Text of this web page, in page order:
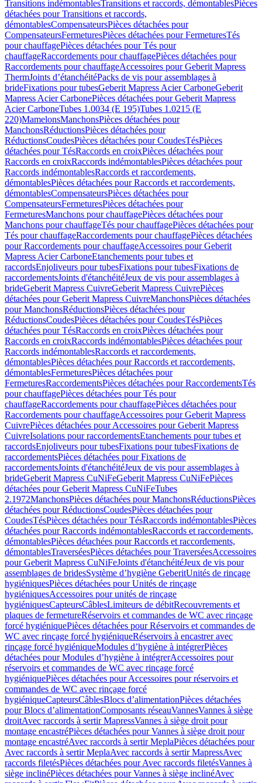
Transitions indémontablesTransitions et raccords, démontablesPièces
détachées pour Transitions et raccords,
démontablesCompensateursPièces détachées pour
CompensateursFermeturesPièces détachées pour FermeturesTés
pour chauffagePièces détachées pour Tés pour
chauffageRaccordements pour chauffagePièces détachées pour
Raccordements pour chauffageAccessoires pour Geberit Mapress
ThermJoints d’étanchéitéPacks de vis pour assemblages à
brideFixations pour tubesGeberit Mapress Acier CarboneGeberit
Mapress Acier CarbonePièces détachées pour Geberit Mapress
Acier CarboneTubes 1.0034 (E 195)Tubes 1.0215 (E
220)MamelonsManchonsPièces détachées pour
ManchonsRéductionsPièces détachées pour
RéductionsCoudesPièces détachées pour CoudesTésPièces
détachées pour TésRaccords en croixPièces détachées pour
Raccords en croixRaccords indémontablesPièces détachées pour
Raccords indémontablesRaccords et raccordements,
démontablesPièces détachées pour Raccords et raccordements,
démontablesCompensateursPièces détachées pour
CompensateursFermeturesPièces détachées pour
FermeturesManchons pour chauffagePièces détachées pour
Manchons pour chauffageTés pour chauffagePièces détachées pour
Tés pour chauffageRaccordements pour chauffagePièces détachées
pour Raccordements pour chauffageAccessoires pour Geberit
Mapress Acier CarboneEtanchements pour tubes et
raccordsEnjoliveurs pour tubesFixations pour tubesFixations de
raccordementsJoints d'étanchéitéJeux de vis pour assemblages à
brideGeberit Mapress CuivreGeberit Mapress CuivrePièces
détachées pour Geberit Mapress CuivreManchonsPièces détachées
pour ManchonsRéductionsPièces détachées pour
RéductionsCoudesPièces détachées pour CoudesTésPièces
détachées pour TésRaccords en croixPièces détachées pour
Raccords en croixRaccords indémontablesPièces détachées pour
Raccords indémontablesRaccords et raccordements,
démontablesPièces détachées pour Raccords et raccordements,
démontablesFermeturesPièces détachées pour
FermeturesRaccordementsPièces détachées pour RaccordementsTés
pour chauffagePièces détachées pour Tés pour
chauffageRaccordements pour chauffagePièces détachées pour
Raccordements pour chauffageAccessoires pour Geberit Mapress
CuivrePièces détachées pour Accessoires pour Geberit Mapress
CuivreIsolations pour raccordementsEtanchements pour tubes et
raccordsEnjoliveurs pour tubesFixations pour tubesFixations de
raccordementsPièces détachées pour Fixations de
raccordementsJoints d'étanchéitéJeux de vis pour assemblages à
brideGeberit Mapress CuNiFeGeberit Mapress CuNiFePièces
détachées pour Geberit Mapress CuNiFeTubes
2.1972ManchonsPièces détachées pour ManchonsRéductionsPièces
détachées pour RéductionsCoudesPièces détachées pour
CoudesTésPièces détachées pour TésRaccords indémontablesPièces
détachées pour Raccords indémontablesRaccords et raccordements,
démontablesPièces détachées pour Raccords et raccordements,
démontablesTraverséesPièces détachées pour TraverséesAccessoires
pour Geberit Mapress CuNiFeJoints d'étanchéitéJeux de vis pour
assemblages de bridesSystème d’hygiène GeberitUnités de rinçage
hygiéniquesPièces détachées pour Unités de rinçage
hygiéniquesAccessoires pour unités de rinçage
hygiéniquesCapteursCâblesLimiteurs de débitRecouvrements et
plaques de fermetureRéservoirs et commandes de WC avec rinçage
forcé hygiéniquePièces détachées pour Réservoirs et commandes de
WC avec rinçage forcé hygiéniqueRéservoirs à encastrer avec
rinçage forcé hygiéniqueModules d’hygiène à intégrerPièces
détachées pour Modules d’hygiène à intégrerAccessoires pour
réservoirs et commandes de WC avec rinçage forcé
hygiéniquePièces détachées pour Accessoires pour réservoirs et
commandes de WC avec rinçage forcé
hygiéniqueCapteursCâblesBlocs d’alimentationPièces détachées
pour Blocs d’alimentationComposants réseauVannesVannes à siège
droitAvec raccords à sertir MapressVannes à siège droit pour
montage encastréPièces détachées pour Vannes à siège droit pour
montage encastréAvec raccords à sertir MeplaPièces détachées pour
Avec raccords à sertir MeplaAvec raccords à sertir MapressAvec
raccords filetésPièces détachées pour Avec raccords filetésVannes à
siège inclinéPièces détachées pour Vannes à siège inclinéAvec